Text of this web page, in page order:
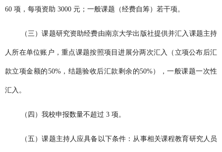
60 项，每项资助 3000 元；一般课题（经费自筹）若干项。
（三）课题研究资助经费由南京大学出版社提供并汇入课题主持
人所在单位账户，重点课题按照项目进展分两次汇入（立项公布后汇
款立项金额的50%，结题验收后汇款剩余的50%），一般课题一次性
汇入。
（四）我校申报数量不超过 3 项。
（五）课题主持人应具备以下条件：从事相关课程教育研究人员